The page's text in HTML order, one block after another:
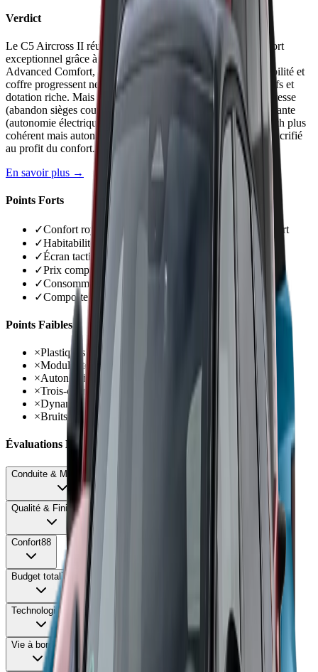
Verdict
Le C5 Aircross II réussit sa montée en gamme avec un confort
exceptionnel grâce à ses suspensions hydrauliques et sièges
Advanced Comfort, devenant référence du segment. Habitabilité et
coffre progressent nettement (+15 cm longueur). Prix attractifs et
dotation riche. Mais qualité matériaux déçoit, modularité régresse
(abandon sièges coulissants), et version PHEV peu convaincante
(autonomie électrique limitée, malus masse). Électrique 210 ch plus
cohérent mais autonomie en retrait des rivaux. Dynamisme sacrifié
au profit du confort.
En savoir plus →
Points Forts
✓Confort royal suspensions et sièges Advanced Comfort
✓Habitabilité et coffre généreux (651 litres)
✓Écran tactile 13 pouces réactif et ergonomique
✓Prix compétitifs dès 34 990 euros
✓Consommation maîtrisée en usage doux
✓Comportement sain et sécurisant
Points Faibles
×Plastiques durs et matériaux bas de gamme
×Modularité en retrait, banquette fixe
×Autonomie PHEV décevante 65-80 km réels
×Trois-cylindres sonore à l'accélération
×Dynamisme limité, direction peu précise
×Bruits d'air dès 110 km/h
Évaluations Détaillées
Conduite & Maniabilité
Qualité & Finition
Confort88
Budget total72
Technologie75
Vie à bord 78